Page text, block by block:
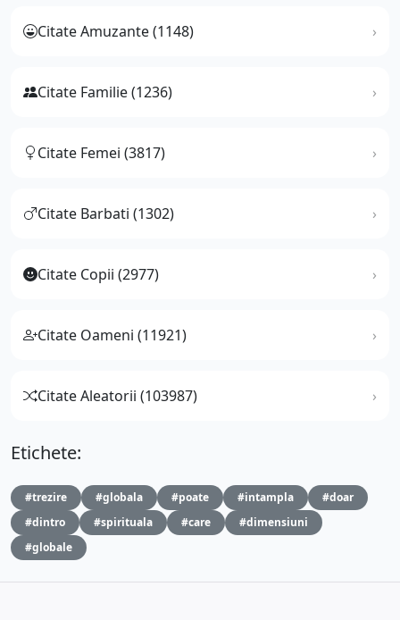
Citate Amuzante (1148)
Citate Familie (1236)
Citate Femei (3817)
Citate Barbati (1302)
Citate Copii (2977)
Citate Oameni (11921)
Citate Aleatorii (103987)
Etichete:
#trezire #globala #poate #intampla
#doar
#dintro
#spirituala #care
#dimensiuni
#globale